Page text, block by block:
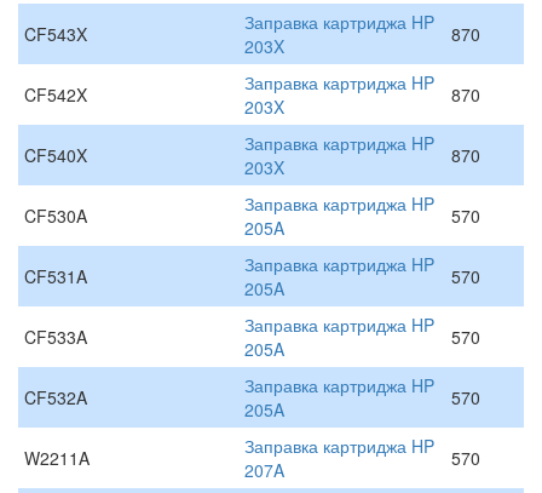
CF543X
Заправка картриджа HP
203X
870
CF542X
Заправка картриджа HP
203X
870
CF540X
Заправка картриджа HP
203X
870
CF530A
Заправка картриджа HP
205A
570
CF531A
Заправка картриджа HP
205A
570
CF533A
Заправка картриджа HP
205A
570
CF532A
Заправка картриджа HP
205A
570
W2211A
Заправка картриджа HP
207A
570